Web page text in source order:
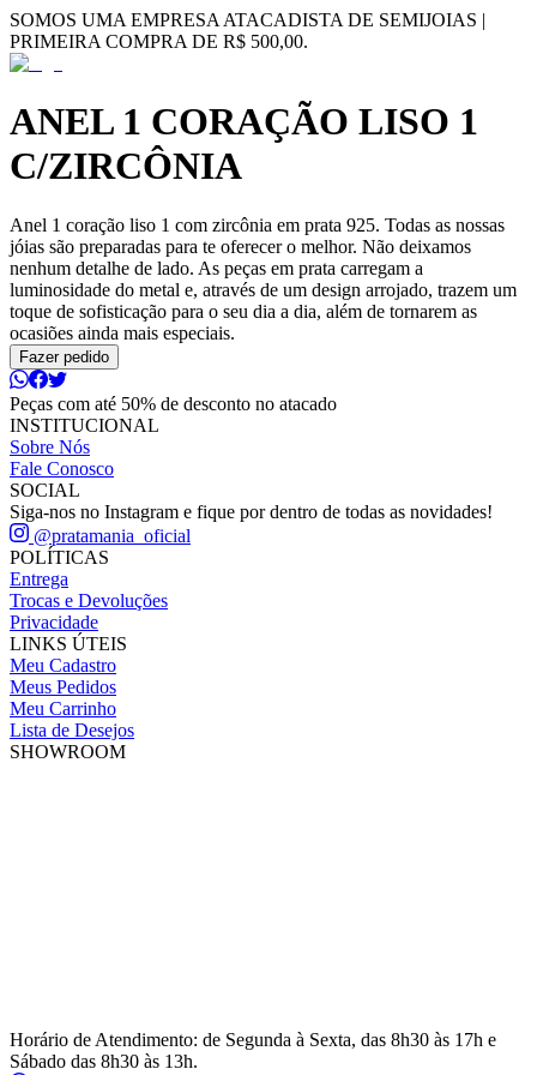
SOMOS UMA EMPRESA ATACADISTA DE SEMIJOIAS |
PRIMEIRA COMPRA DE R$ 500,00.
ANEL 1 CORAÇÃO LISO 1
C/ZIRCÔNIA
Anel 1 coração liso 1 com zircônia em prata 925. Todas as nossas
jóias são preparadas para te oferecer o melhor. Não deixamos
nenhum detalhe de lado. As peças em prata carregam a
luminosidade do metal e, através de um design arrojado, trazem um
toque de sofisticação para o seu dia a dia, além de tornarem as
ocasiões ainda mais especiais.
Fazer pedido
Peças com até 50% de desconto no atacado
INSTITUCIONAL
Sobre Nós
Fale Conosco
SOCIAL
Siga-nos no Instagram e fique por dentro de todas as novidades!
@pratamania_oficial
POLÍTICAS
Entrega
Trocas e Devoluções
Privacidade
LINKS ÚTEIS
Meu Cadastro
Meus Pedidos
Meu Carrinho
Lista de Desejos
SHOWROOM
Horário de Atendimento: de Segunda à Sexta, das 8h30 às 17h e
Sábado das 8h30 às 13h.